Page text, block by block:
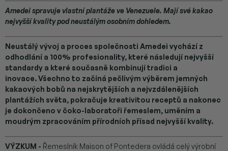
Amedei spravuje vlastní plantáže ve Venezuele. Mají své kakao
nejvyšší kvality pod neustálým osobním dohledem.
Neustálý vývoj a proces společnosti Amedei vychází z
odhodlání a 100% profesionality, které následují nejvyšší
standardy a které současně kombinují tradici a
inovace.Všechno to začíná pečlivým výběrem jemných
kakaových bobů na nejskrytějších a nejvzdálenějších
plantážích světa, pokračuje kreativitou receptů a nakonec
je dokončeno v čoko-laboratoři řemeslem, uměním a
moudrým zpracováním přírodních přísad nejvyšší kvality.
VÝZKUM - Řemeslník Maison of Pontedera ovládá celý výrobní